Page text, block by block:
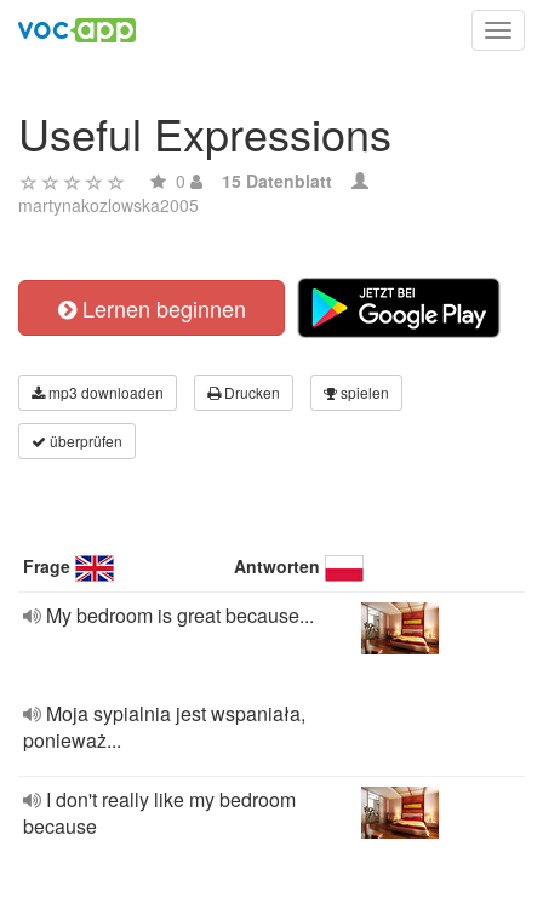
Useful Expressions
0
15 Datenblatt
martynakozlowska2005
Lernen beginnen
mp3 downloaden Drucken spielen
überprüfen
Frage Antworten
My bedroom is great because...
Moja sypialnia jest wspaniała,
ponieważ...
I don't really like my bedroom
because